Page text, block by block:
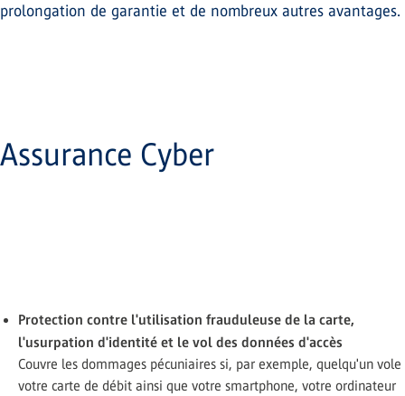
prolongation de garantie et de nombreux autres avantages.
Assurance Cyber
Protection contre l'utilisation frauduleuse de la carte,
l'usurpation d'identité et le vol des données d'accès
Couvre les dommages pécuniaires si, par exemple, quelqu'un vole
votre carte de débit ainsi que votre smartphone, votre ordinateur